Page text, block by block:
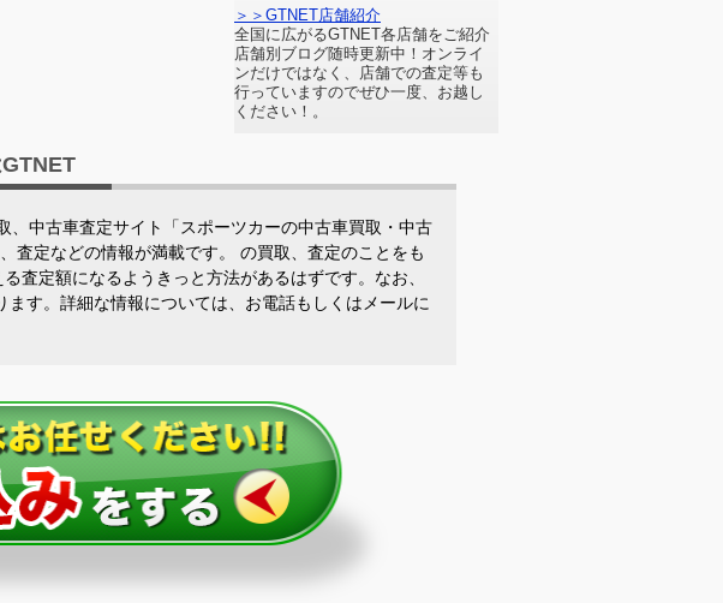
＞＞GTNET店舗紹介
全国に広がるGTNET各店舗をご紹介
店舗別ブログ随時更新中！オンライ
ンだけではなく、店舗での査定等も
行っていますのでぜひ一度、お越し
ください！。
中古車査定サイト「スポーツカーの中古車買取・中古
査定などの情報が満載です。 の買取、査定のことをも
査定額になるようきっと方法があるはずです。なお、
す。詳細な情報については、お電話もしくはメールに